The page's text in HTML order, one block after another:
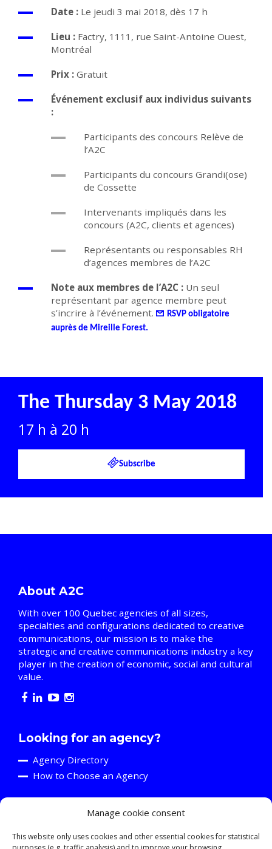
Manage cookie consent
This website only uses cookies and other essential cookies for statistical
Date : Le jeudi 3 mai 2018, dès 17 h
Lieu : Factry, 1111, rue Saint-Antoine Ouest,
Montréal
Prix : Gratuit
Événement exclusif aux individus suivants
:
Participants des concours Relève de
l’A2C
Participants du concours Grandi(ose)
de Cossette
Intervenants impliqués dans les
concours (A2C, clients et agences)
Représentants ou responsables RH
d’agences membres de l’A2C
Note aux membres de l’A2C : Un seul
représentant par agence membre peut
s’incrire à l’événement.
RSVP obligatoire
auprès de Mireille Forest.
The Thursday 3 May 2018
17 h à 20 h
Subscribe
About A2C
With over 100 Quebec agencies of all sizes,
specialties and configurations dedicated to creative
communications, our mission is to make the
strategic and creative communications industry a key
player in the creation of economic, social and cultural
value.
Looking for an agency?
Agency Directory
How to Choose an Agency
Are you an agency?
Discover the A2C